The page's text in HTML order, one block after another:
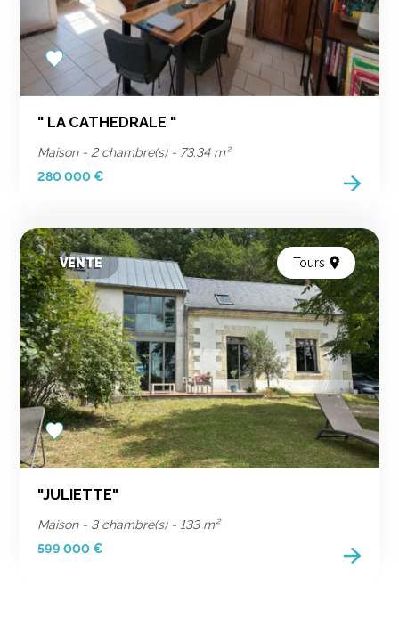
Add
to
favorites
" LA CATHEDRALE "
Maison - 2 chambre(s) - 73.34 m²
280 000 €
VENTE Tours
Add
to
favorites
"JULIETTE"
Maison - 3 chambre(s) - 133 m²
599 000 €